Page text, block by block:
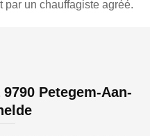
par un chauffagiste agréé.
Petegem-Aan-